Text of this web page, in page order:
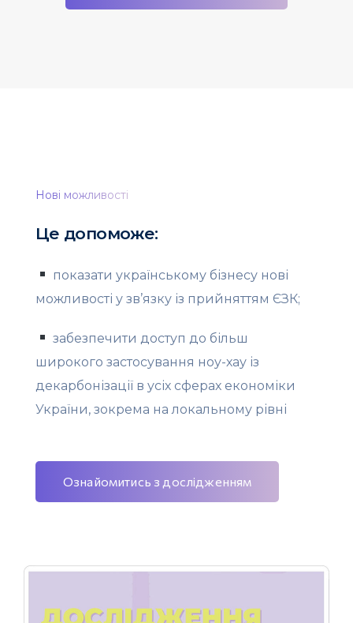
Нові можливості
Це допоможе:
показати українському бізнесу нові
можливості у зв’язку із прийняттям ЄЗК;
забезпечити доступ до більш
широкого застосування ноу-хау із
декарбонізації в усіх сферах економіки
України, зокрема на локальному рівні
Ознайомитись з дослідженням